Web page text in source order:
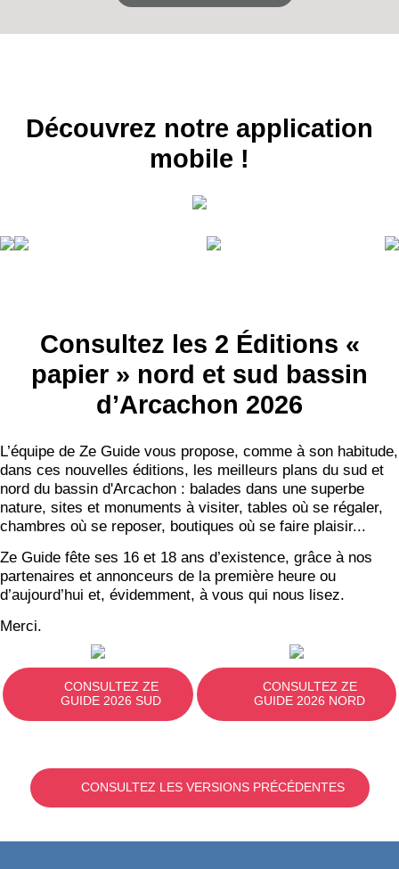
BONS PLANS
INSCRIPTION
NEWSLETTER
Découvrez notre application
mobile !
Consultez les 2 Éditions «
papier » nord et sud bassin
d’Arcachon 2026
L’équipe de Ze Guide vous propose, comme à son habitude,
dans ces nouvelles éditions, les meilleurs plans du sud et
nord du bassin d'Arcachon : balades dans une superbe
nature, sites et monuments à visiter, tables où se régaler,
chambres où se reposer, boutiques où se faire plaisir...
Ze Guide fête ses 16 et 18 ans d’existence, grâce à nos
partenaires et annonceurs de la première heure ou
d’aujourd’hui et, évidemment, à vous qui nous lisez.
Merci.
CONSULTEZ ZE
GUIDE 2026 SUD
CONSULTEZ ZE
GUIDE 2026 NORD
CONSULTEZ LES VERSIONS PRÉCÉDENTES